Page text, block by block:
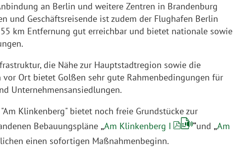
an Berlin und weitere Zentren in Brandenburg
und Geschäftsreisende ist zudem der Flughafen Berlin
km Entfernung gut erreichbar und bietet nationale sowie
die Nähe zur Hauptstadtregion sowie die
Ort bietet Golßen sehr gute Rahmenbedingungen für
Unternehmensansiedlungen.
Klinkenberg" bietet noch freie Grundstücke zur
Bebauungspläne „Am Klinkenberg I “und „Am
einen sofortigen Maßnahmenbeginn.